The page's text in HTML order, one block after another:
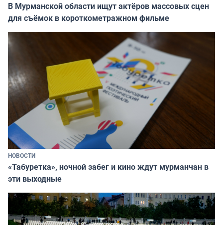
В Мурманской области ищут актёров массовых сцен
для съёмок в короткометражном фильме
НОВОСТИ
«Табуретка», ночной забег и кино ждут мурманчан в
эти выходные